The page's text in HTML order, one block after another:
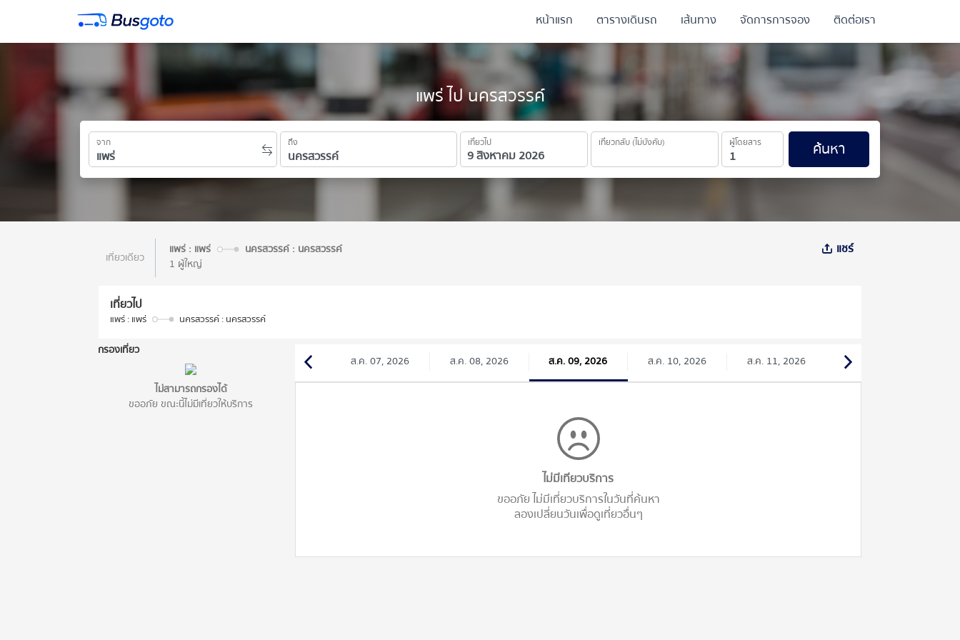
แพร่ ไป นครสวรรค์
จาก ถึง เที่ยวไป เที่ยวกลับ (ไม่บังคับ) ผู้โดยสาร ค้นหา
หน้าแรก ตารางเดินรถ เส้นทาง จัดการการจอง ติดต่อเรา
เที่ยวเดียว
แพร่ : แพร่
นครสวรรค์ : นครสวรรค์
1 ผู้ใหญ่
แชร์
เที่ยวไป
แพร่ : แพร่ นครสวรรค์ : นครสวรรค์
กรองเที่ยว
ไม่สามารถกรองได้
ขออภัย ขณะนี้ไม่มีเที่ยวให้บริการ
ส.ค. 07, 2026 ส.ค. 08, 2026 ส.ค. 09, 2026 ส.ค. 10, 2026 ส.ค. 11, 2026
ไม่มีเทียวบริการ
ขออภัย ไม่มีเที่ยวบริการในวันที่ค้นหา
ลองเปลี่ยนวันเพื่อดูเที่ยวอื่นๆ